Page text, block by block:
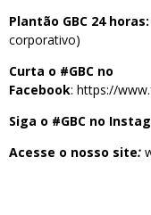
Plantão GBC 24 horas:
corporativo)
Curta o #GBC no
Facebook: https://
Siga o #GBC no
Acesse o nosso site: